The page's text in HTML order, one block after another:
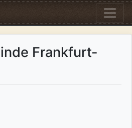
Frankfurt-